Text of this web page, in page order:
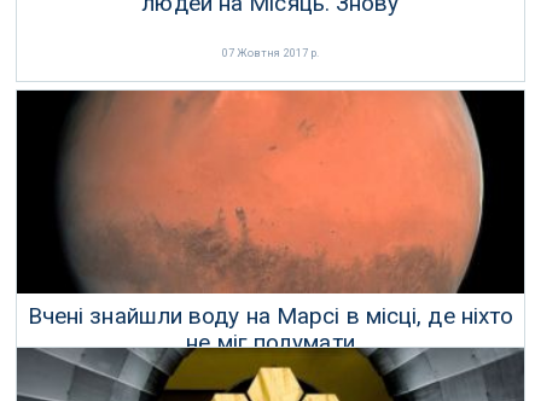
07 Жовтня 2017 р.
Вчені знайшли воду на Марсі в місці, де ніхто
не міг подумати
06 Жовтня 2017 р.